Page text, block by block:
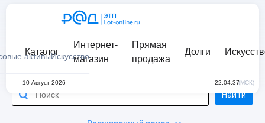
активыИскусство
Каталог
Интернет-
магазин
Прямая
продажа
Долги
10 Август 2026 22:04:37(МСК)
Найти